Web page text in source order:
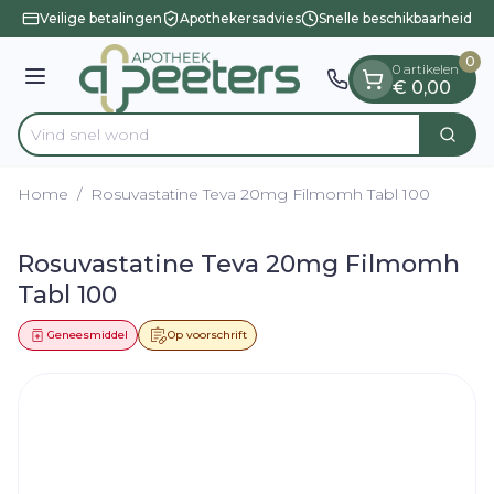
Ga naar de inhoud
1 van 1
Veilige betalingen Apothekersadvies Snelle beschikbaarheid
Menu
Product, merk, categorie...
Vind Zoek
0 artikelen
€ 0,00
0
Home / Rosuvastatine Teva 20mg Filmomh Tabl 100
Rosuvastatine Teva 20mg Filmomh
Tabl 100
Op voorschrift
Geneesmiddel